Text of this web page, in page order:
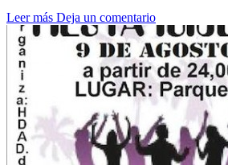
Leer más Deja un comentario